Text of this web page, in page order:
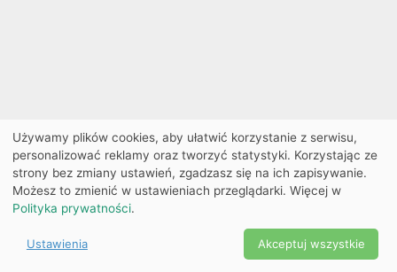
Ekobilet2026 |
Ustawienia
cookies
2026
Używamy plików cookies, aby ułatwić korzystanie z serwisu,
personalizować reklamy oraz tworzyć statystyki. Korzystając ze
strony bez zmiany ustawień, zgadzasz się na ich zapisywanie.
Możesz to zmienić w ustawieniach przeglądarki. Więcej w
Polityka prywatności.
Ustawienia Akceptuj wszystkie